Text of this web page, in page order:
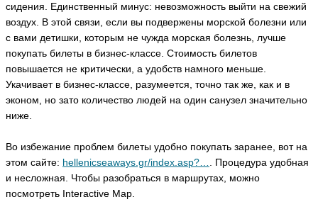
сидения. Единственный минус: невозможность выйти на свежий
воздух. В этой связи, если вы подвержены морской болезни или
с вами детишки, которым не чужда морская болезнь, лучше
покупать билеты в бизнес-классе. Стоимость билетов
повышается не критически, а удобств намного меньше.
Укачивает в бизнес-классе, разумеется, точно так же, как и в
эконом, но зато количество людей на один санузел значительно
ниже.
Во избежание проблем билеты удобно покупать заранее, вот на
этом сайте: hellenicseaways.gr/index.asp?…
. Процедура удобная
и несложная. Чтобы разобраться в маршрутах, можно
посмотреть Interactive Map.